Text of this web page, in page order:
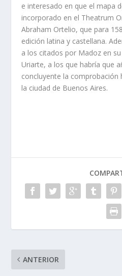
e interesado en que el mapa
incorporado en el Theatrum
Abraham Ortelio, que para
edición latina y castellana.
a los citados por Madoz en
Uriarte, a los que habrí­a que
concluyente la comprobación
la ciudad de Buenos Aires.
ANTERIOR